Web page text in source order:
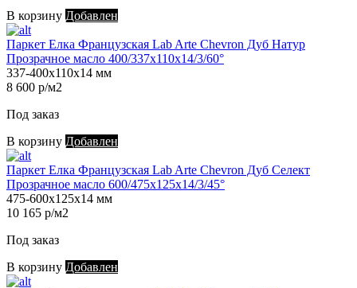
В корзину Добавлен
Паркет Елка Французская Lab Arte Chevron Дуб Натур
Прозрачное масло 400/337х110х14/3/60°
337-400х110х14 мм
8 600 р/м2
Под заказ
В корзину Добавлен
Паркет Елка Французская Lab Arte Chevron Дуб Селект
Прозрачное масло 600/475х125х14/3/45°
475-600х125х14 мм
10 165 р/м2
Под заказ
В корзину Добавлен